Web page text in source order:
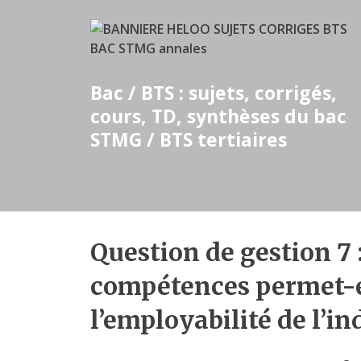
Bac / BTS : sujets, corrigés,
cours, TD, synthèses du bac
STMG / BTS tertiaires
Question de gestion 7
compétences
l’employabilité de